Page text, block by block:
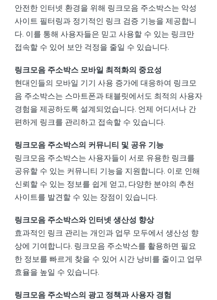
안전한 인터넷 환경을 위해 링크모음 주소박스는 악성
사이트 필터링과 정기적인 링크 검증 기능을 제공합니
다. 이를 통해 사용자들은 믿고 사용할 수 있는 링크만
접속할 수 있어 보안 걱정을 줄일 수 있습니다.
링크모음 주소박스 모바일 최적화의 중요성
현대인들의 모바일 기기 사용 증가에 대응하여 링크모
음 주소박스는 스마트폰과 태블릿에서도 최적의 사용자
경험을 제공하도록 설계되었습니다. 언제 어디서나 간
편하게 링크를 관리하고 접속할 수 있습니다.
링크모음 주소박스의 커뮤니티 및 공유 기능
링크모음 주소박스는 사용자들이 서로 유용한 링크를
공유할 수 있는 커뮤니티 기능을 지원합니다. 이로 인해
신뢰할 수 있는 정보를 쉽게 얻고, 다양한 분야의 추천
사이트를 발견할 수 있는 장점이 있습니다.
링크모음 주소박스와 인터넷 생산성 향상
효과적인 링크 관리는 개인과 업무 모두에서 생산성 향
상에 기여합니다. 링크모음 주소박스를 활용하면 필요
한 정보를 빠르게 찾을 수 있어 시간 낭비를 줄이고 업무
효율을 높일 수 있습니다.
링크모음 주소박스의 광고 정책과 사용자 경험